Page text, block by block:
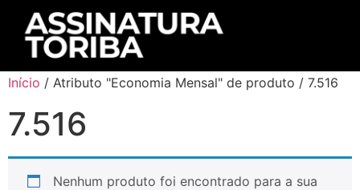
Início / Atributo "Economia Mensal" de produto / 7.516
7.516
Nenhum produto foi encontrado para a sua